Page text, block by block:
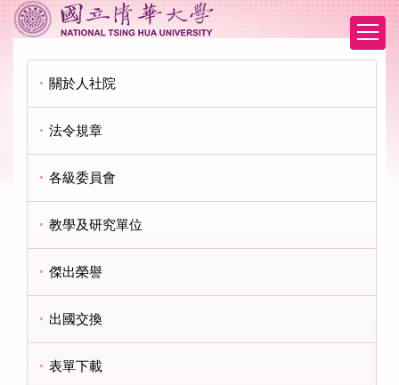
跳
到
關於人社院
法令規章
各級委員會
教學及研究單位
傑出榮譽
出國交換
表單下載